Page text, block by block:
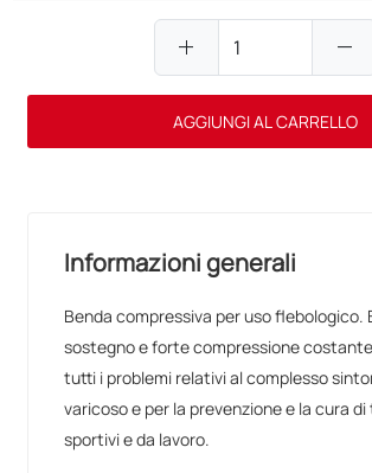
add remove
AGGIUNGI AL CARRELLO
Informazioni generali
Benda compressiva per uso flebologico.
sostegno e forte compressione
tutti i problemi relativi al complesso
varicoso e per la prevenzione e la cura
sportivi e da lavoro.